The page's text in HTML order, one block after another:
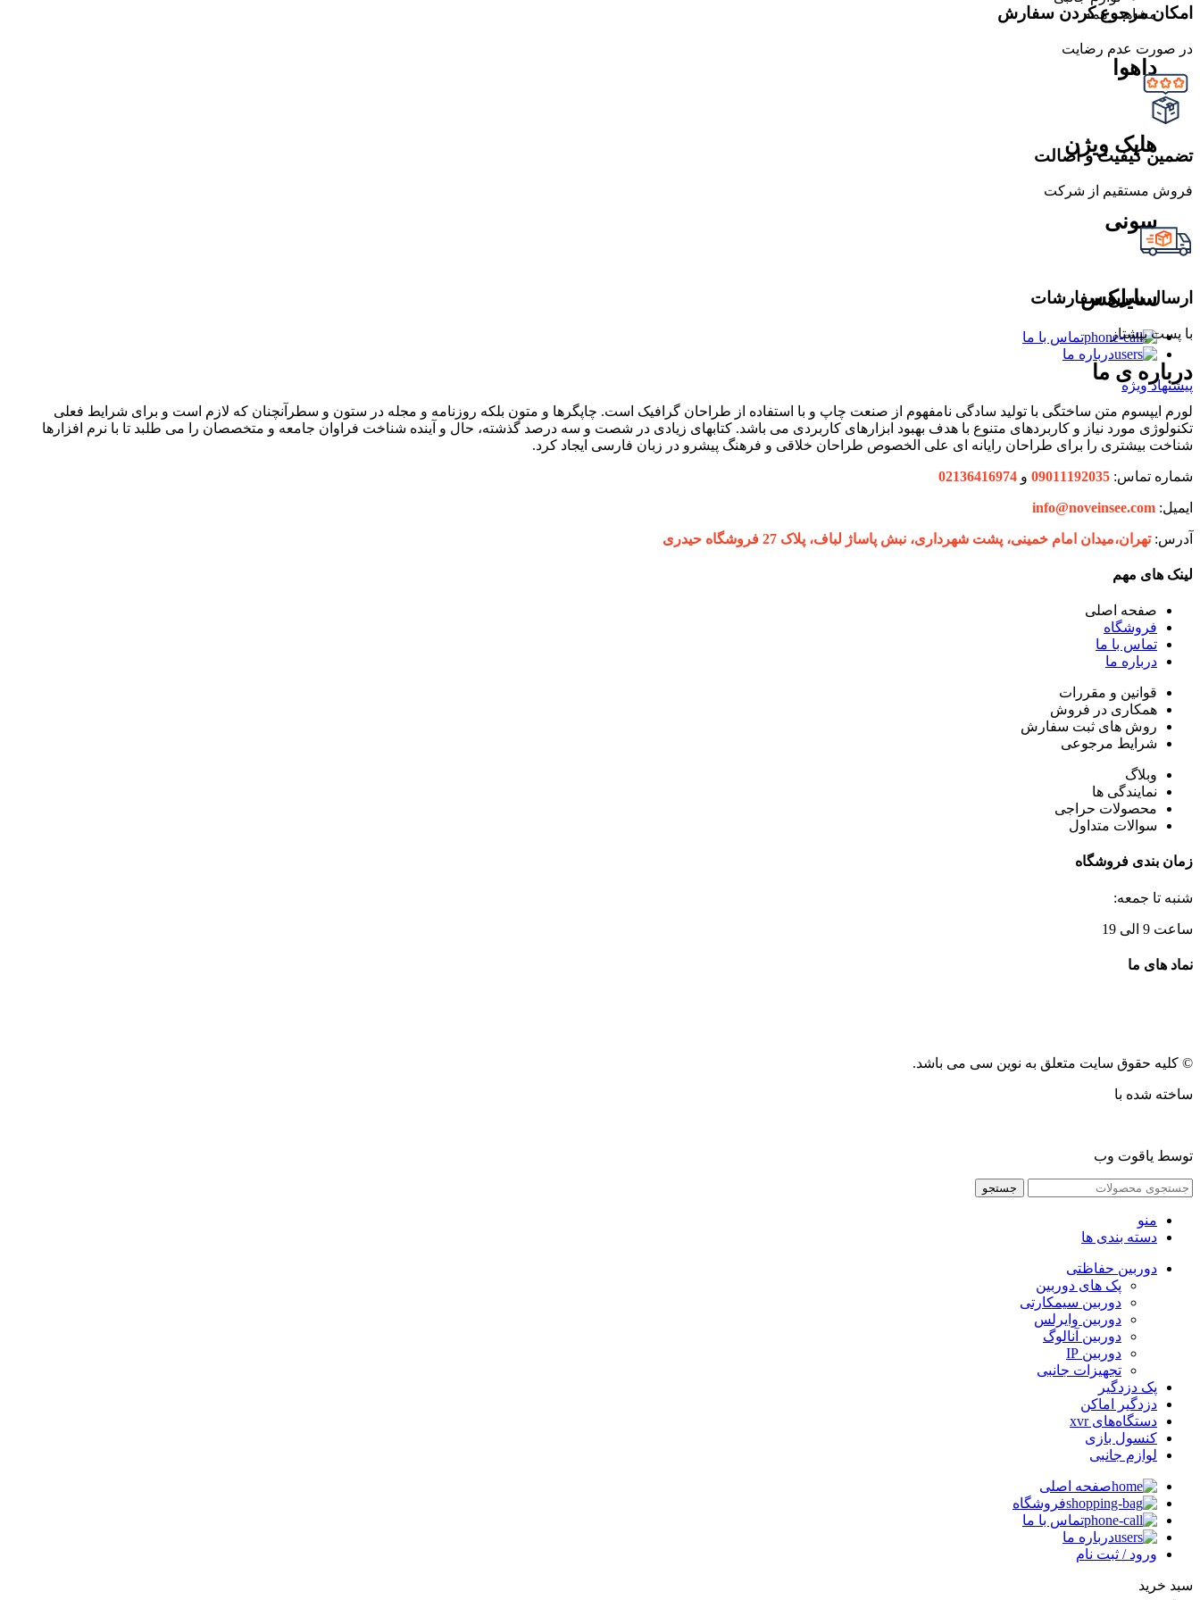
مشاهده همه
داهوا
هایک ویژن
سونی
سایلکس
تماس با ما
درباره ما
پیشنهاد ویژه
امکان مرجوع کردن سفارش
در صورت عدم رضایت
تضمین کیفیت و اصالت
فروش مستقیم از شرکت
ارسال سریع سفارشات
با پست پیشتاز
درباره ی ما
لورم ایپسوم متن ساختگی با تولید سادگی نامفهوم از صنعت چاپ و با استفاده از طراحان گرافیک است. چاپگرها و متون بلکه روزنامه و مجله در ستون و سطرآنچنان که لازم است و برای شرایط فعلی
تکنولوژی مورد نیاز و کاربردهای متنوع با هدف بهبود ابزارهای کاربردی می باشد. کتابهای زیادی در شصت و سه درصد گذشته، حال و آینده شناخت فراوان جامعه و متخصصان را می طلبد تا با نرم افزارها
شناخت بیشتری را برای طراحان رایانه ای علی الخصوص طراحان خلاقی و فرهنگ پیشرو در زبان فارسی ایجاد کرد.
شماره تماس: 09011192035 و 02136416974
ایمیل: info@noveinsee.com
آدرس:تهران،‌میدان امام خمینی، پشت شهرداری، نبش پاساژ لباف، پلاک 27 فروشگاه حیدری
لینک های مهم
صفحه اصلی
فروشگاه
تماس با ما
درباره ما
قوانین و مقررات
همکاری در فروش
روش های ثبت سفارش
شرایط مرجوعی
وبلاگ
نمایندگی ها
محصولات حراجی
سوالات متداول
زمان بندی فروشگاه
شنبه تا جمعه:
ساعت 9 الی 19
نماد های ما
© کلیه حقوق سایت متعلق به نوین سی می باشد.
ساخته شده با
توسط یاقوت وب
جستجو
منو
دسته بندی ها
دوربین حفاظتی
پک های دوربین
دوربین سیمکارتی
دوربین وایرلس
دوربین آنالوگ
دوربین IP
تجهیزات جانبی
پک دزدگیر
دزدگیر اماکن
دستگاه‌های xvr
کنسول بازی
لوازم جانبی
صفحه اصلی
فروشگاه
تماس با ما
درباره ما
ورود / ثبت نام
سبد خرید